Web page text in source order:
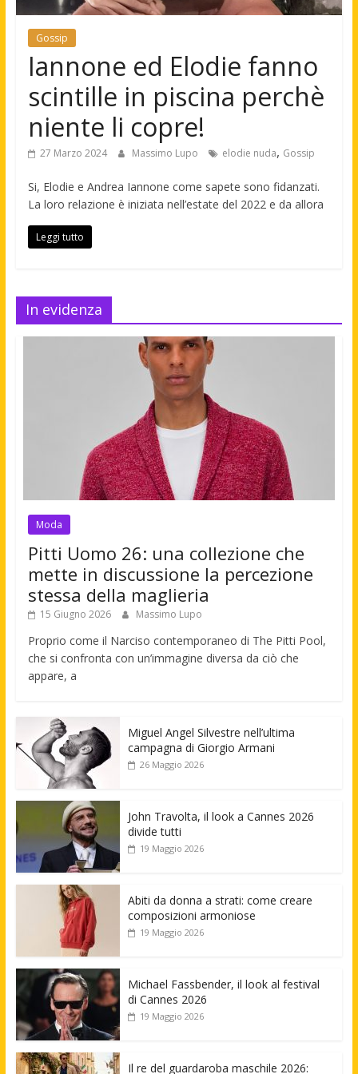
Gossip
Iannone ed Elodie fanno
scintille in piscina perchè
niente li copre!
27 Marzo 2024 Massimo Lupo elodie nuda, Gossip
Si, Elodie e Andrea Iannone come sapete sono fidanzati.
La loro relazione è iniziata nell’estate del 2022 e da allora
Leggi tutto
In evidenza
Moda
Pitti Uomo 26: una collezione che
mette in discussione la percezione
stessa della maglieria
15 Giugno 2026 Massimo Lupo
Proprio come il Narciso contemporaneo di The Pitti Pool,
che si confronta con un’immagine diversa da ciò che
appare, a
Miguel Angel Silvestre nell’ultima
campagna di Giorgio Armani
26 Maggio 2026
John Travolta, il look a Cannes 2026
divide tutti
19 Maggio 2026
Abiti da donna a strati: come creare
composizioni armoniose
19 Maggio 2026
Michael Fassbender, il look al festival
di Cannes 2026
19 Maggio 2026
Il re del guardaroba maschile 2026: